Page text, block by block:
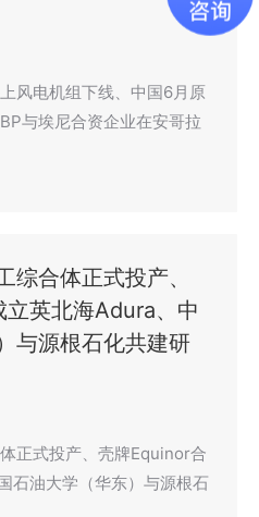
风电机组下线、中国6月原
与埃尼合资企业在安哥拉
综合体正式投产、
英北海Adura、中
与源根石化共建研
正式投产、壳牌Equinor合
石油大学（华东）与源根石